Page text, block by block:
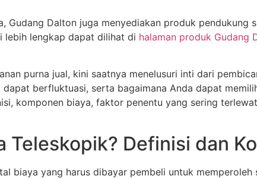
Gudang Dalton juga menyediakan produk pendukung
lebih lengkap dapat dilihat di halaman produk Gudang
purna jual, kini saatnya menelusuri inti dari
dapat berfluktuasi, serta bagaimana Anda dapat
komponen biaya, faktor penentu yang sering
Teleskopik? Definisi dan
biaya yang harus dibayar pembeli untuk